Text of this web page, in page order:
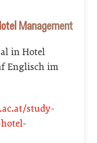
Management
in Hotel
Englisch im
study-